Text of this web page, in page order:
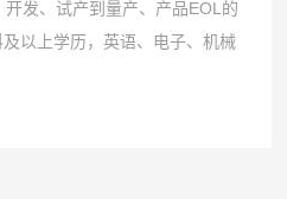
发、试产到量产、产品EOL的
以上学历，英语、电子、机械